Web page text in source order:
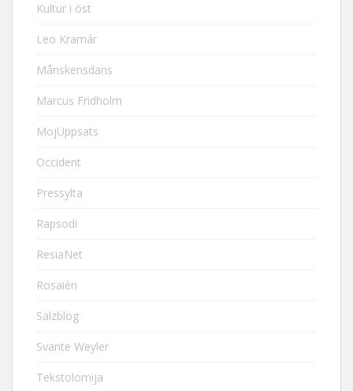
Kultur i öst
Leo Kramár
Månskensdans
Marcus Fridholm
MojUppsats
Occident
Pressylta
Rapsodi
ResiaNet
Rosaièn
Salzblog
Svante Weyler
Tekstolomija